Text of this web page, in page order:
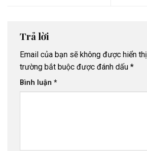
Trả lời
Email của bạn sẽ không được hiển
trường bắt buộc được đánh dấu *
Bình luận *